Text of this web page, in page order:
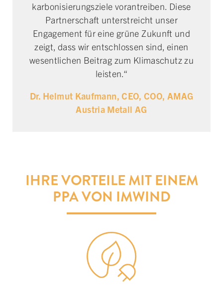
karbonisierungs­ziele vor­antreiben. Diese
Partnerschaft unterstreicht unser
Engagement für eine grüne Zukunft und
zeigt, dass wir entschlossen sind, einen
wesentlichen Beitrag zum Klimaschutz zu
leisten.“
Dr. Helmut Kaufmann, CEO, COO, AMAG
Austria Metall AG
IHRE VORTEILE MIT EINEM
PPA VON IMWIND